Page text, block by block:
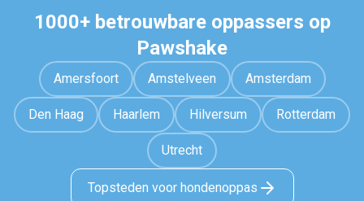
1000+ betrouwbare oppassers op
Pawshake
Amersfoort Amstelveen Amsterdam
Den Haag Haarlem Hilversum Rotterdam
Utrecht
Topsteden voor hondenoppas